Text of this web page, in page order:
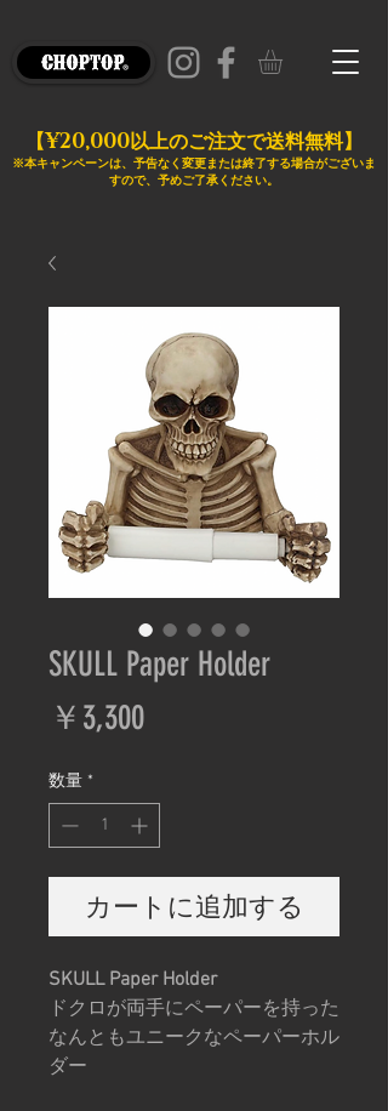
【¥20,000以上のご注文で送料無料】
※本キャンペーンは、予告なく変更または終了する場合がございま
すので、予めご了承ください。
SKULL Paper Holder
￥3,300価
数量 *
カートに追加する
SKULL Paper Holder
ドクロが両手にペーパーを持った
なんともユニークなペーパーホル
ダー